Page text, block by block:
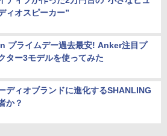
ィオスピーカー”
プライムデー過去最安! Anker注目プ
ター3モデルを使ってみた
ディオブランドに進化するSHANLING
か？